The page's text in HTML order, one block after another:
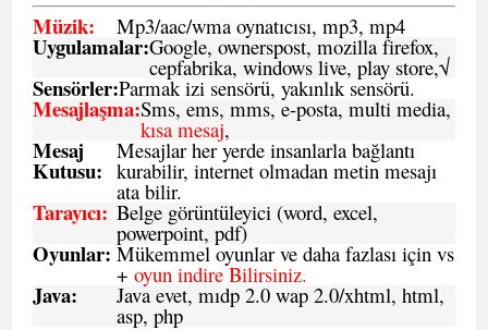
Müzik: Mp3/aac/wma oynatıcısı, mp3, mp4
Uygulamalar:Google, ownerspost, mozilla firefox,
cepfabrika, windows live, play store,√
Sensörler:Parmak izi sensörü, yakınlık sensörü.
Mesajlaşma:Sms, ems, mms, e-posta, multi media,
kısa mesaj,
Mesaj
Kutusu:
Mesajlar her yerde insanlarla bağlantı
kurabilir, internet olmadan metin mesajı
ata bilir.
Tarayıcı: Belge görüntüleyici (word, excel,
powerpoint, pdf)
Oyunlar: Mükemmel oyunlar ve daha fazlası için vs
+ oyun indire Bilirsiniz.
Java: Java evet, mıdp 2.0 wap 2.0/xhtml, html,
asp, php